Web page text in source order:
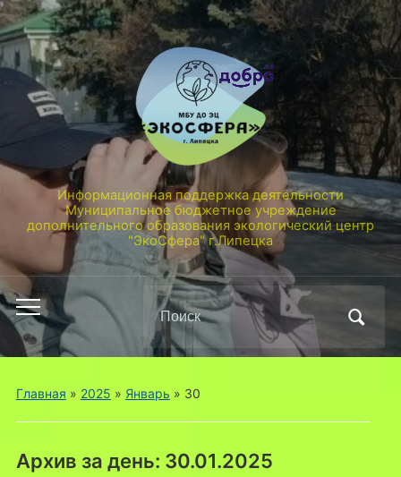
Информационная поддержка деятельности
Муниципальное бюджетное учреждение
дополнительного образования экологический центр
"ЭкоСфера" г.Липецка
Переключить
мобильное
меню
Поиск
по:
Главная » 2025 » Январь » 30
Архив за день: 30.01.2025